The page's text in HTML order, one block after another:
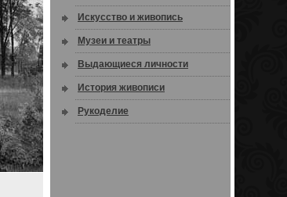
Искусство и живопись
Музеи и театры
Выдающиеся личности
История живописи
Рукоделие